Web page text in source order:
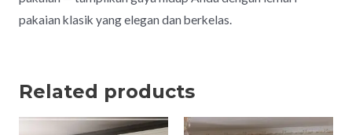
pakaian klasik yang elegan dan berkelas.
Related products